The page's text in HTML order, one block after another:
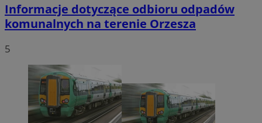
Informacje dotyczące odbioru odpadów
komunalnych na terenie Orzesza
5